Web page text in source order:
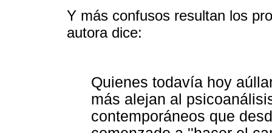
Y más confusos resultan los
autora dice:
Quienes todavía hoy
más alejan al
contemporáneos que